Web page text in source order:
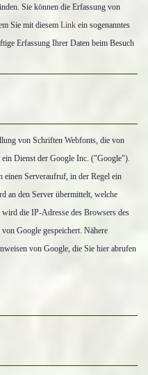
Sie können die Erfassung von
Sie mit diesem Link ein sogenanntes
Erfassung Ihrer Daten beim Besuch
von Schriften Webfonts, die von
Dienst der Google Inc. ("Google").
Serveraufruf, in der Regel ein
an den Server übermittelt, welche
wird die IP-Adresse des Browsers des
Google gespeichert. Nähere
von Google, die Sie hier abrufen